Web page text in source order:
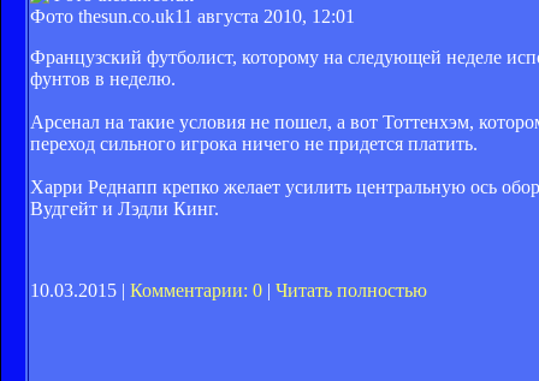
Фото thesun.co.uk11 августа 2010, 12:01
Французский футболист, которому на следующей неделе
фунтов в неделю.
Арсенал на такие условия не пошел, а вот Тоттенхэм,
переход сильного игрока ничего не придется платить.
Харри Реднапп крепко желает усилить центральную ось
Вудгейт и Лэдли Кинг.
10.03.2015 | Комментарии: 0 | Читать полностью